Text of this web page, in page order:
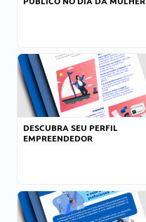
DESCUBRA SEU PERFIL
EMPREENDEDOR